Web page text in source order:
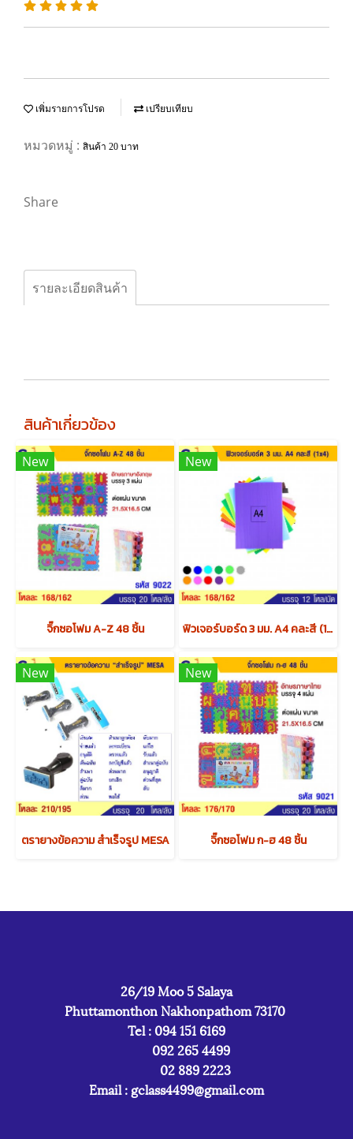
เพิ่มรายการโปรด เปรียบเทียบ
หมวดหมู่ : สินค้า 20 บาท
Share
รายละเอียดสินค้า
สินค้าเกี่ยวข้อง
New
จิ๊กซอโฟม A-Z 48 ชิ้น
New
ฟิวเจอร์บอร์ด 3 มม. A4 คละสี (1x4) x12 แพค
New
ตรายางข้อความ สำเร็จรูป MESA
New
จิ๊กซอโฟม ก-ฮ 48 ชิ้น
26/19 Moo 5 Salaya
Phuttamonthon Nakhonpathom 73170
Tel : 094 151 6169
092 265 4499
02 889 2223
Email : gclass4499@gmail.com